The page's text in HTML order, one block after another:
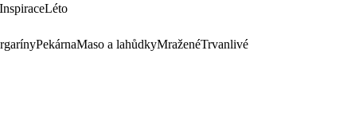
InspiraceLéto
PekárnaMaso a lahůdkyMraženéTrvanlivé